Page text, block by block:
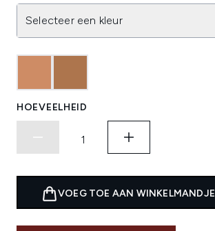
Selecteer een kleur
HOEVEELHEID
VOEG TOE AAN WINKELMANDJE